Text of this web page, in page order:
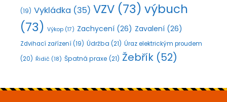
(19) Vykládka (35) VZV (73) výbuch
(73) Výkop (17) Zachycení (26) Zavalení (26)
Zdvihací zařízení (19) Údržba (21) Úraz elektrickým proudem
(20) Řidič (18) Špatná praxe (21) Žebřík (52)